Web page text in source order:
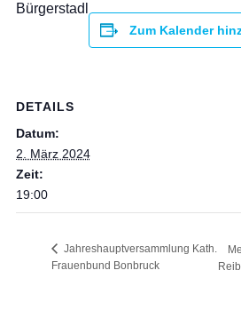
Bürgerstadl
Zum Kalender
DETAILS
Datum:
2. März 2024
Zeit:
19:00
Jahreshauptversammlung Kath.
Frauenbund Bonbruck